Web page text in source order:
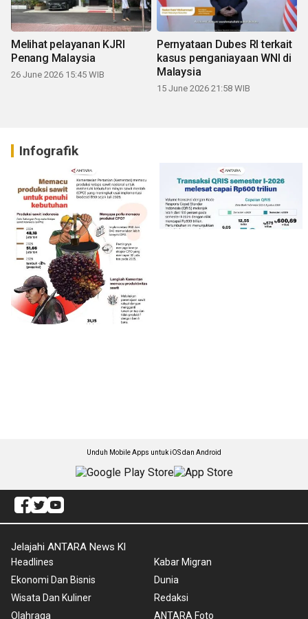
Melihat pelayanan KJRI
Penang Malaysia
26 June 2026 15:45 WIB
Pernyataan Dubes RI terkait
kasus penganiayaan WNI di
Malaysia
15 June 2026 21:58 WIB
Infografik
Unduh Mobile Apps untuk iOS dan Android
Jelajahi ANTARA News Kl
Headlines
Ekonomi Dan Bisnis
Wisata Dan Kuliner
Olahraga
Kabar Migran
Dunia
Redaksi
ANTARA Foto